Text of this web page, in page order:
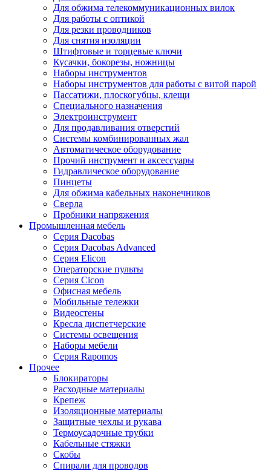
Для обжима телекоммуникационных вилок
Для работы с оптикой
Для резки проводников
Для снятия изоляции
Штифтовые и торцевые ключи
Кусачки, бокорезы, ножницы
Наборы инструментов
Наборы инструментов для работы с витой парой
Пассатижи, плоскогубцы, клещи
Специального назначения
Электроинструмент
Для продавливания отверстий
Системы комбинированных жал
Автоматическое оборудование
Прочий инструмент и аксессуары
Гидравлическое оборудование
Пинцеты
Для обжима кабельных наконечников
Сверла
Пробники напряжения
Промышленная мебель
Серия Dacobas
Серия Dacobas Advanced
Серия Elicon
Операторские пульты
Серия Cicon
Офисная мебель
Мобильные тележки
Видеостены
Кресла диспетчерские
Системы освещения
Наборы мебели
Серия Rapomos
Прочее
Блокираторы
Расходные материалы
Крепеж
Изоляционные материалы
Защитные чехлы и рукава
Термоусадочные трубки
Кабельные стяжки
Скобы
Спирали для проводов